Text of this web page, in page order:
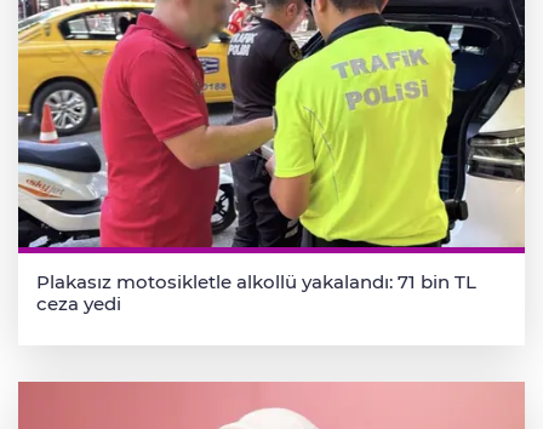
Plakasız motosikletle alkollü yakalandı: 71 bin TL
ceza yedi